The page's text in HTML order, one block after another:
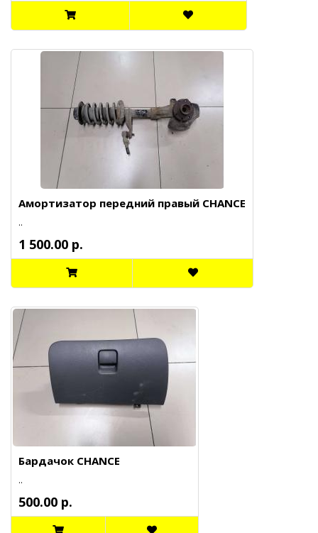
Амортизатор передний правый CHANCE
..
1 500.00 р.
Бардачок CHANCE
..
500.00 р.